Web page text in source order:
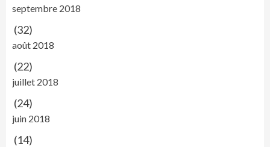
septembre 2018
(32)
août 2018
(22)
juillet 2018
(24)
juin 2018
(14)